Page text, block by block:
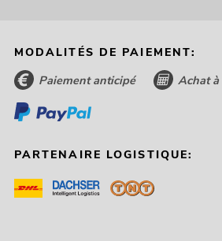
MODALITÉS DE PAIEMENT:
Paiement anticipé Achat
PARTENAIRE LOGISTIQUE: